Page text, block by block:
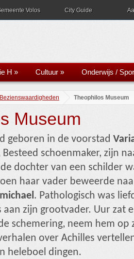
Volos City Guide
H » Cultuur » Onderwijs /
Bezienswaardigheden Theophilos Museum
Museum
geboren in de voorstad
Besteed schoenmaker, zijn
dochter van een schilder
haar vader beweerde
. Pathologisch was
zijn grootvader. Uur zat
schemering, neem hem op
over Achilles
heleboel dingen.